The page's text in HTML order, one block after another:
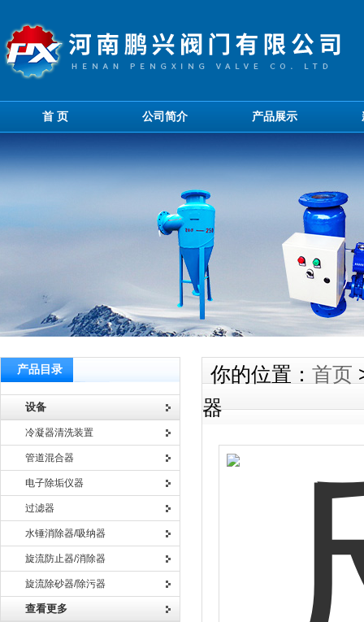
首 页 公司简介 产品展示
产品目录
设备
冷凝器清洗装置
管道混合器
电子除垢仪器
过滤器
水锤消除器/吸纳器
旋流防止器/消除器
旋流除砂器/除污器
查看更多
你的位置： 首页
器